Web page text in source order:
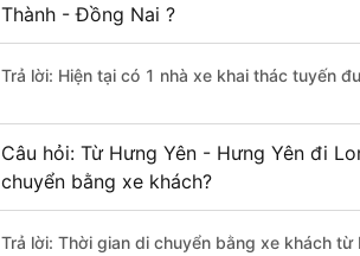
Thành - Đồng Nai ?
Trả lời: Hiện tại có 1 nhà xe khai thác tuyến
Câu hỏi: Từ Hưng Yên - Hưng Yên đi
chuyển bằng xe khách?
Trả lời: Thời gian di chuyển bằng xe khách